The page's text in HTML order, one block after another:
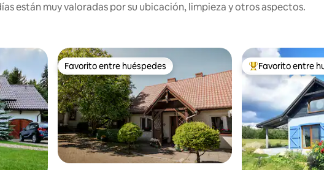
están muy valoradas por su ubicación, limpieza y otros aspectos.
Favorito entre huéspedes
Favorito entre huéspedes Favorito entre
Favorito entre